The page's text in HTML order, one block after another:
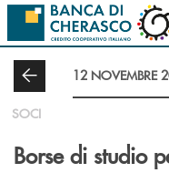
Salta al contenuto principale
12 NOVEMBRE
SOCI
Borse di studio